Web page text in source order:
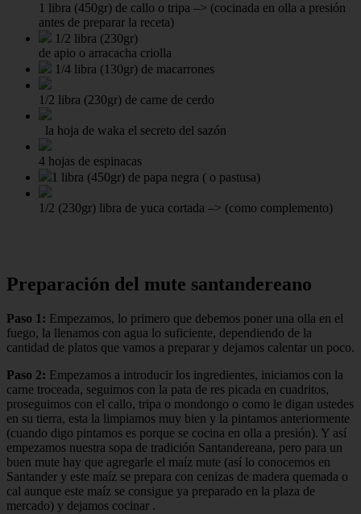
1 libra (450gr) de callo o tripa –> (cocinada en olla a presión
antes de preparar la receta)
1/2 libra (230gr)
de apio o arracacha criolla
1/4 libra (130gr) de macarrones
1/2 libra (230gr) de carne de cerdo
la hoja de waka el secreto del sazón
4 hojas de espinacas
1 libra (450gr) de papa negra ( o pastusa)
1/2 (230gr) libra de yuca cortada –> (como complemento)
Preparación del mute santandereano
Paso 1: Empezamos, lo primero que debemos poner una olla en el
fuego, la llenamos con agua lo suficiente, dependiendo de la
cantidad de platos que vamos a preparar y dejamos calentar un poco.
Paso 2: Empezamos a introducir los ingredientes, iniciamos con la
carne troceada, seguimos con la pata de res picada en cuadritos,
proseguimos con el callo, tripa o mondongo o como le digan ustedes
en su tierra, esta la limpiamos muy bien y la pintamos anteriormente
(cuando digo pintamos es porque se cocina en olla a presión). Y así
empezamos nuestra sopa de tradición Santandereana, pero para un
buen mute hay que agregarle el maíz mute (así lo conocemos en
Santander y este maíz se prepara con cenizas de madera quemada o
cal aunque este maíz se consigue ya preparado en la plaza de
mercado) y dejamos cocinar .